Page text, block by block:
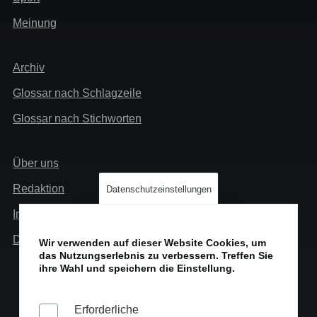
Meinung
Extra
Archiv
Glossar nach Schlagzeile
Glossar nach Stichworten
Links
Über uns
Redaktion
Impressum
Datenschutz
Datenschutzeinstellungen
Wir verwenden auf dieser Website Cookies, um
das Nutzungserlebnis zu verbessern. Treffen Sie
ihre Wahl und speichern die Einstellung.
Erforderliche